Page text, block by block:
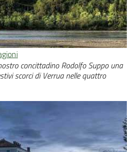
concittadino Rodolfo Suppo una
scorci di Verrua nelle quattro